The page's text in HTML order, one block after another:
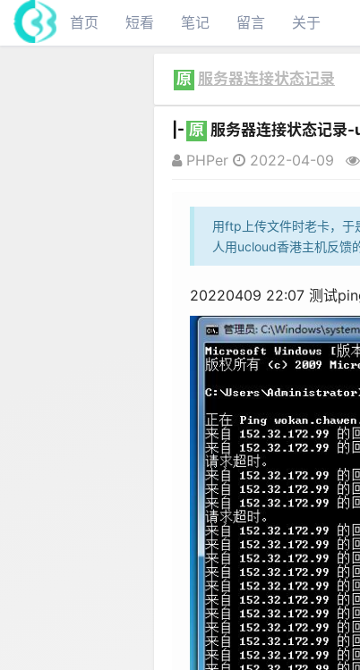
首页 短看 笔记 留言 关于
原 服务器连接状态记录
|- 原 服务器连接状态记录
PHPer
2022-04-09
用ftp上传文件时老卡，于
人用ucloud香港主机反馈
20220409 22:07 测试